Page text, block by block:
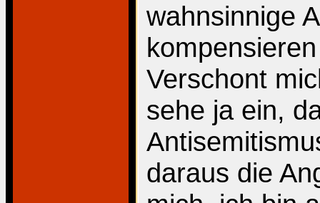
wahnsinnige
Verschont
sehe ja ein,
daraus die